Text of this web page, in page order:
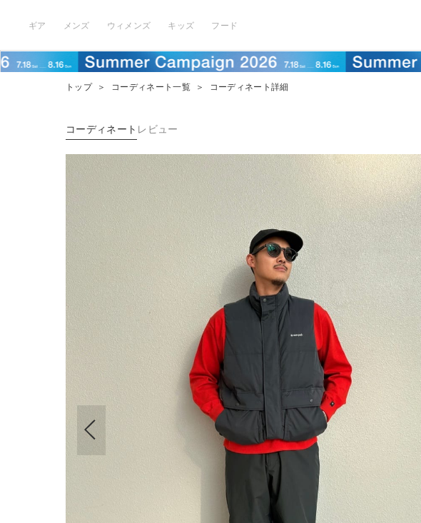
ギア メンズ ウィメンズ キッズ フード
トップ ＞ コーディネート一覧 ＞ コーディネート詳細
コーディネート レビュー